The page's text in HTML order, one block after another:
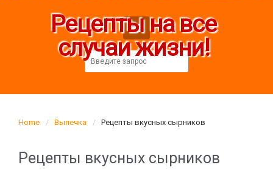
Рецепты на все
случаи жизни!
Home Выпечка Рецепты вкусных сырников
Рецепты вкусных сырников